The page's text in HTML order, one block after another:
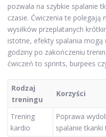
pozwala na szybkie spalanie
czasie. Ćwiczenia te polegają
wysiłków przeplatanych
istotne, efekty spalania
godziny po zakończeniu
ćwiczeń to sprints, burpees
Rodzaj
treningu
Korzyści
Trening
kardio
Poprawa
spalanie tkanki